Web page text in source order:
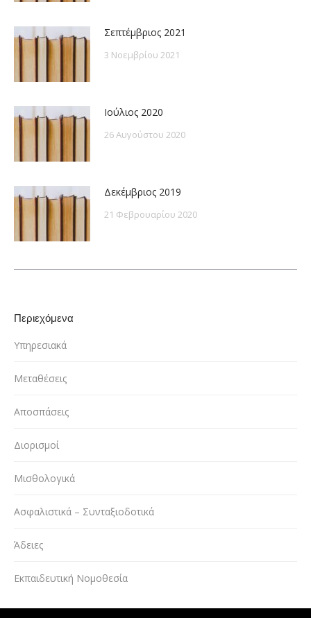
Σεπτέμβριος 2021
3 Νοεμβρίου 2021
Ιούλιος 2020
26 Αυγούστου 2020
Δεκέμβριος 2019
21 Φεβρουαρίου 2020
Περιεχόμενα
Υπηρεσιακά
Μεταθέσεις
Αποσπάσεις
Διορισμοί
Μισθολογικά
Ασφαλιστικά – Συνταξιοδοτικά
Άδειες
Εκπαιδευτική Νομοθεσία